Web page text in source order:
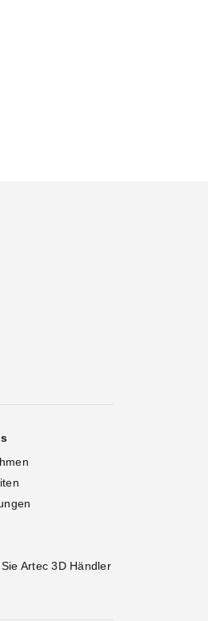
Artec 3D Händler